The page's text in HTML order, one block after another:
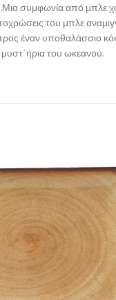
συμφωνία από
του μπλε
έναν υποθαλάσσιο
του ωκεανού.